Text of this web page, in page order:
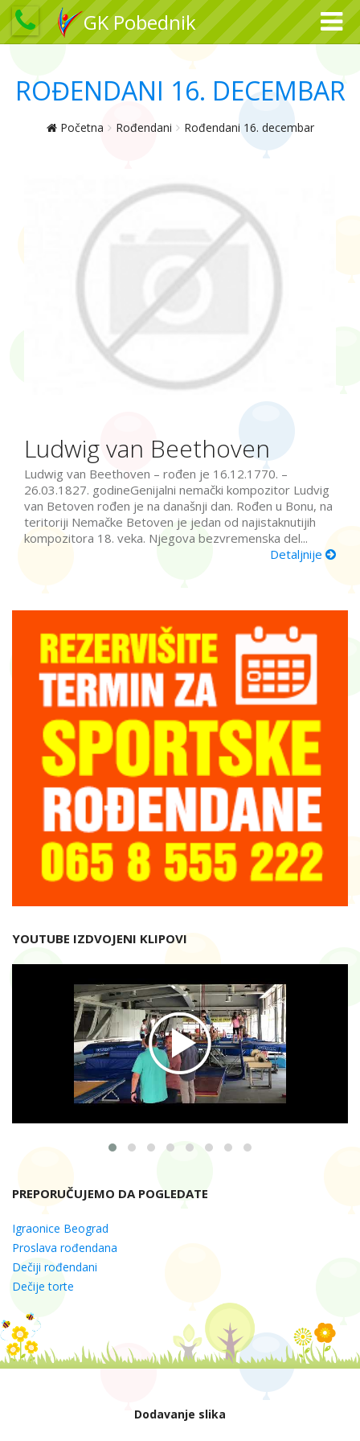
GK Pobednik
ROĐENDANI 16. DECEMBAR
Početna Rođendani Rođendani 16. decembar
Ludwig van Beethoven
Ludwig van Beethoven – rođen je 16.12.1770. –
26.03.1827. godineGenijalni nemački kompozitor Ludvig
van Betoven rođen je na današnji dan. Rođen u Bonu, na
teritoriji Nemačke Betoven je jedan od najistaknutijih
kompozitora 18. veka. Njegova bezvremenska del...
Detaljnije
YOUTUBE IZDVOJENI KLIPOVI
PREPORUČUJEMO DA POGLEDATE
Igraonice Beograd
Proslava rođendana
Dečiji rođendani
Dečije torte
Dodavanje slika